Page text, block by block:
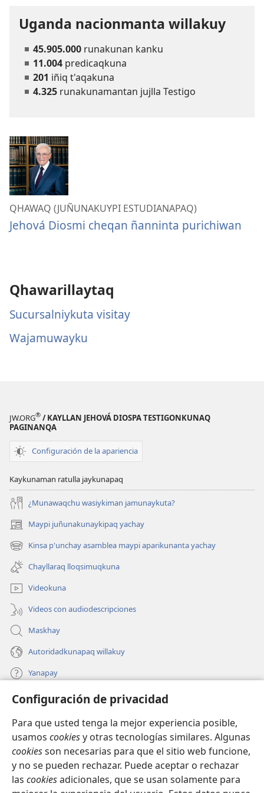
Configuración de privacidad
Para que usted tenga la mejor experiencia posible,
usamos cookiesy otras tecnologías similares. Algunas
cookiesson necesarias para que el sitio web funcione,
y no se pueden rechazar. Puede aceptar o rechazar
las cookiesadicionales, que se usan solamente para
Uganda nacionmanta willakuy
45.905.000 runakunan kanku
11.004 predicaqkuna
201 iñiq t'aqakuna
4.325 runakunamantan jujlla Testigo
QHAWAQ (JUÑUNAKUYPI ESTUDIANAPAQ)
Jehová Diosmi cheqan ñanninta purichiwan
Qhawarillaytaq
Sucursalniykuta visitay
Wajamuwayku
JW.ORG® / KAYLLAN JEHOVÁ DIOSPA TESTIGONKUNAQ
PAGINANQA
Configuración de la apariencia
Kaykunaman ratulla jaykunapaq
¿Munawaqchu wasiykiman jamunaykuta?
Maypi juñunakunaykipaq yachay
(abre
una
nueva
ventana)
Kinsa p'unchay asamblea maypi aparikunanta yachay
(abre
una
nueva
ventana)
Chayllaraq lloqsimuqkuna
Videokuna
Videos con audiodescripciones
Maskhay
Autoridadkunapaq willakuy
Yanapay
Donacionta churanapaq
una
nueva
ventana)
INTERNETPI QELQANCHISKUNA Watchtower™
(abre
una
nueva
ventana)
JW Hub
(abre
una
nueva JW Library ®